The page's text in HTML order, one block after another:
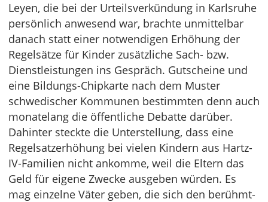
Leyen, die bei der Urteilsverkündung in Karlsruhe
persönlich anwesend war, brachte unmittelbar
danach statt einer notwendigen Erhöhung der
Regelsätze für Kinder zusätzliche Sach- bzw.
Dienstleistungen ins Gespräch. Gutscheine und
eine Bildungs-Chipkarte nach dem Muster
schwedischer Kommunen bestimmten denn auch
monatelang die öffentliche Debatte darüber.
Dahinter steckte die Unterstellung, dass eine
Regelsatzerhöhung bei vielen Kindern aus Hartz-
IV-Familien nicht ankomme, weil die Eltern das
Geld für eigene Zwecke ausgeben würden. Es
mag einzelne Väter geben, die sich den berühmt-